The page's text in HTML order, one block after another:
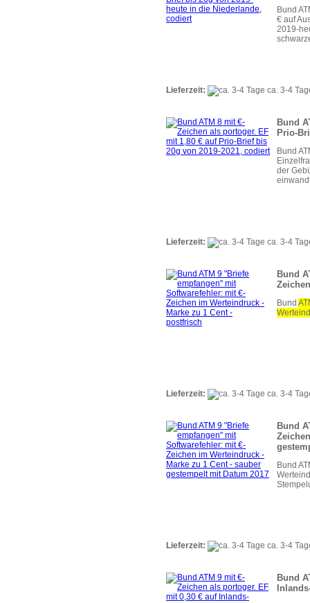
Bund
€ auf
2019-
Lieferzeit: ca. 3-4
Bund
Prio-
Bund
der
Lieferzeit: ca. 3-4
Bund
Bund
Lieferzeit: ca. 3-4
Bund
Bund
Lieferzeit: ca. 3-4
Bund